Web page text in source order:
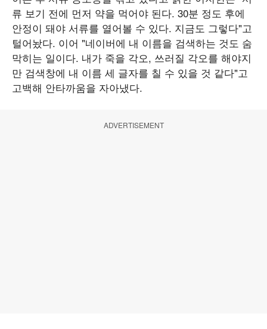
류 보기 전에 먼저 약을 먹어야 된다. 30분 정도 후에
안정이 돼야 서류를 열어볼 수 있다. 지금도 그렇다"고
털어놨다. 이어 "네이버에 내 이름을 검색하는 것도 숨
막히는 일이다. 내가 죽을 각오, 쓰러질 각오를 해야지
만 검색창에 내 이름 세 글자를 칠 수 있을 것 같다"고
고백해 안타까움을 자아냈다.
ADVERTISEMENT